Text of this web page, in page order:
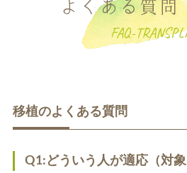
診療科目よくある質問
FAQ-
移植のよくある質問
Q1:どういう人が適応（対